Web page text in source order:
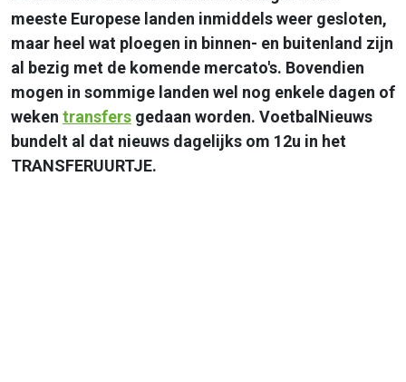
meeste Europese landen inmiddels weer gesloten,
maar heel wat ploegen in binnen- en buitenland zijn
al bezig met de komende mercato's. Bovendien
mogen in sommige landen wel nog enkele dagen of
weken transfers gedaan worden. VoetbalNieuws
bundelt al dat nieuws dagelijks om 12u in het
TRANSFERUURTJE.